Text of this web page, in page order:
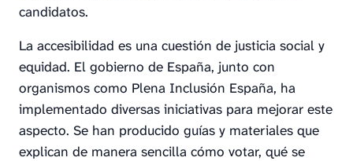
candidatos.
La accesibilidad es una cuestión de justicia social y
equidad. El gobierno de España, junto con
organismos como Plena Inclusión España, ha
implementado diversas iniciativas para mejorar este
aspecto. Se han producido guías y materiales que
explican de manera sencilla cómo votar, qué se